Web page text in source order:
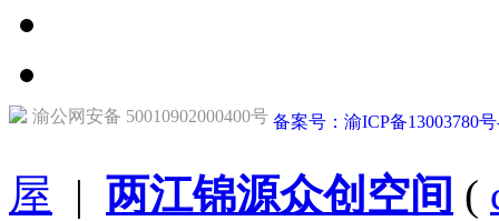
渝公网安备 50010902000400号 备案号：渝ICP备13003780
屋 | 两江锦源众创空间 (